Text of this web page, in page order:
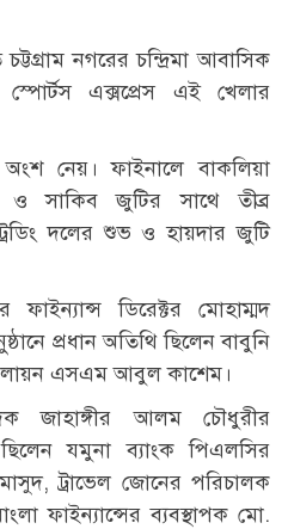
নগরের চন্দ্রিমা আবাসিক
এক্সপ্রেস এই খেলার
নেয়। ফাইনালে বাকলিয়া
ও সাকিব জুটির সাথে তীব্র
দলের শুভ ও হায়দার জুটি
ফাইন্যান্স ডিরেক্টর মোহাম্মদ
প্রধান অতিথি ছিলেন বাবুনি
লায়ন এসএম আবুল কাশেম।
জাহাঙ্গীর আলম চৌধুরীর
যমুনা ব্যাংক পিএলসির
ট্রাভেল জোনের পরিচালক
ফাইন্যান্সের ব্যবস্থাপক মো.